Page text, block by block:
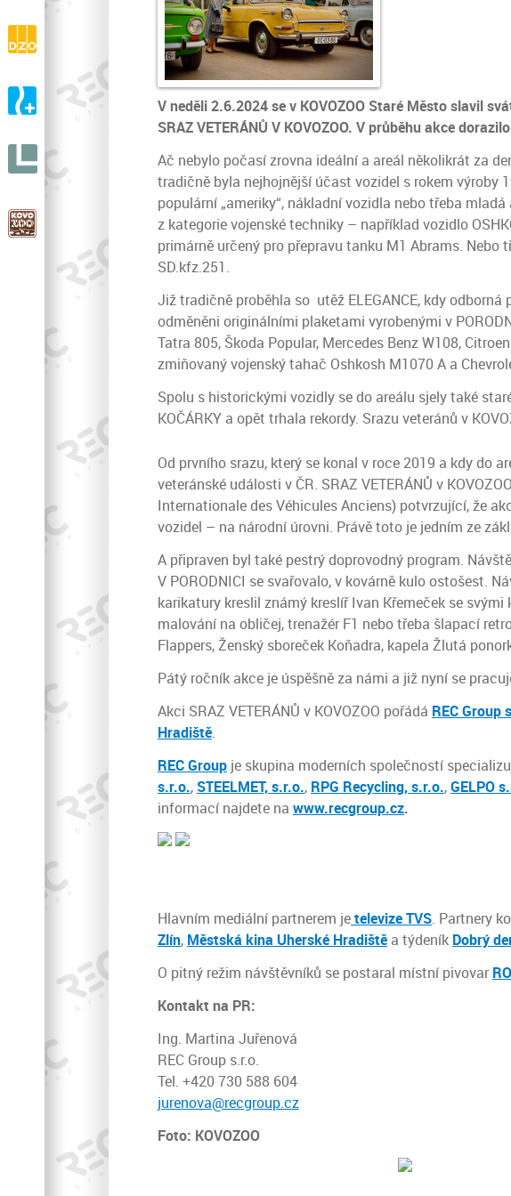
V neděli 2.6.2024 se v KOVOZOO Staré Město slavil
SRAZ VETERÁNŮ V KOVOZOO. V průběhu akce
Ač nebylo počasí zrovna ideální a areál několikrát za
tradičně byla nejhojnější účast vozidel s rokem výroby
populární „ameriky“, nákladní vozidla nebo třeba
z kategorie vojenské techniky – například vozidlo
primárně určený pro přepravu tanku M1 Abrams. Nebo
SD.kfz.251.
Již tradičně proběhla so utěž ELEGANCE, kdy
odměněni originálními plaketami vyrobenými v
Tatra 805, Škoda Popular, Mercedes Benz W108,
zmiňovaný vojenský tahač Oshkosh M1070 A a
Spolu s historickými vozidly se do areálu sjely také
KOČÁRKY a opět trhala rekordy. Srazu veteránů v
Od prvního srazu, který se konal v roce 2019 a kdy do
veteránské události v ČR. SRAZ VETERÁNŮ v
Internationale des Véhicules Anciens) potvrzující, že
vozidel – na národní úrovni. Právě toto je jedním ze
A připraven byl také pestrý doprovodný program.
V PORODNICI se svařovalo, v kovárně kulo ostošest.
karikatury kreslil známý kreslíř Ivan Křemeček se
malování na obličej, trenažér F1 nebo třeba šlapací
Flappers, Ženský sboreček Koňadra, kapela Žlutá
Pátý ročník akce je úspěšně za námi a již nyní se
Akci SRAZ VETERÁNŮ v KOVOZOO pořádá REC Group
Hradiště.
REC Group je skupina moderních společností
s.r.o., STEELMET, s.r.o., RPG Recycling, s.r.o.,GELPO
informací najdete na www.recgroup.cz.
Hlavním mediální partnerem jetelevize TVS. Partnery
Zlín, Městská kina Uherské Hradiště a týdeník Dobrý
O pitný režim návštěvníků se postaral místní pivovar
Kontakt na PR:
Ing. Martina Juřenová
REC Group s.r.o.
Tel. +420 730 588 604
jurenova@recgroup.cz
Foto: KOVOZOO
drásaniny
Výroba a prodej ortopedické zdravotní obuvi
A-ORTO s.r.o.
Výroba a prodej ortopedické protetiky
s.r.o.
V celé Evropě unikátní ZOO